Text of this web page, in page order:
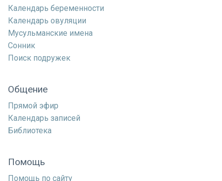
Календарь беременности
Календарь овуляции
Мусульманские имена
Сонник
Поиск подружек
Общение
Прямой эфир
Календарь записей
Библиотека
Помощь
Помощь по сайту